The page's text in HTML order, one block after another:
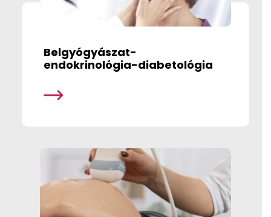
Belgyógyászat-
endokrinológia-diabetológia